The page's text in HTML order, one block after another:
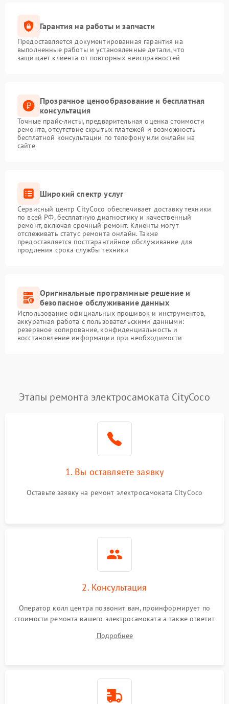
Гарантия на работы и запчасти
Предоставляется документированная гарантия на
выполненные работы и установленные детали, что
защищает клиента от повторных неисправностей
Прозрачное ценообразование и бесплатная
консультация
Точные прайс-листы, предварительная оценка стоимости
ремонта, отсутствие скрытых платежей и возможность
бесплатной консультации по телефону или онлайн на
сайте
Широкий спектр услуг
Сервисный центр CityCoco обеспечивает доставку техники
по всей РФ, бесплатную диагностику и качественный
ремонт, включая срочный ремонт. Клиенты могут
отслеживать статус ремонта онлайн. Также
предоставляется постгарантийное обслуживание для
продления срока службы техники
Оригинальные программные решение и
безопасное обслуживание данных
Использование официальных прошивок и инструментов,
аккуратная работа с пользовательскими данными:
резервное копирование, конфиденциальность и
восстановление информации при необходимости
Этапы ремонта электросамоката CityCoco
1. Вы оставляете заявку
Оставьте заявку на ремонт электросамоката CityCoco
2. Консультация
Оператор колл центра позвонит вам, проинформирует по
стоимости ремонта вашего электросамоката а также ответит
Подробнее